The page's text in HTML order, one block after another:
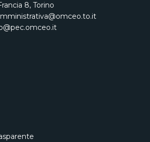
8, Torino